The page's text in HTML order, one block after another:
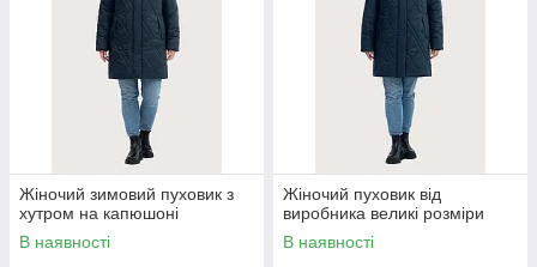
Жіночий зимовий пуховик з
хутром на капюшоні
В наявності
Жіночий пуховик від
виробника великі розміри
В наявності